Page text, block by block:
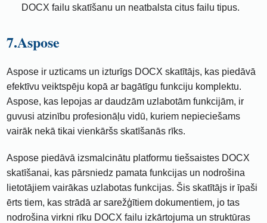
DOCX failu skatīšanu un neatbalsta citus failu tipus.
7.Aspose
Aspose ir uzticams un izturīgs DOCX skatītājs, kas piedāvā
efektīvu veiktspēju kopā ar bagātīgu funkciju komplektu.
Aspose, kas lepojas ar daudzām uzlabotām funkcijām, ir
guvusi atzinību profesionāļu vidū, kuriem nepieciešams
vairāk nekā tikai vienkāršs skatīšanās rīks.
Aspose piedāvā izsmalcinātu platformu tiešsaistes DOCX
skatīšanai, kas pārsniedz pamata funkcijas un nodrošina
lietotājiem vairākas uzlabotas funkcijas. Šis skatītājs ir īpaši
ērts tiem, kas strādā ar sarežģītiem dokumentiem, jo ​​tas
nodrošina virkni rīku DOCX failu izkārtojuma un struktūras